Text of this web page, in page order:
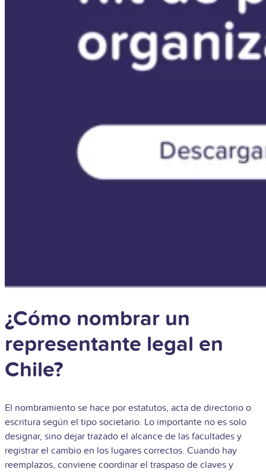
¿Cómo nombrar un
representante legal en
Chile?
El nombramiento se hace por estatutos, acta de directorio o
escritura según el tipo societario. Lo importante no es solo
designar, sino dejar trazado el alcance de las facultades y
registrar el cambio en los lugares correctos. Cuando hay
reemplazos, conviene coordinar el traspaso de claves y